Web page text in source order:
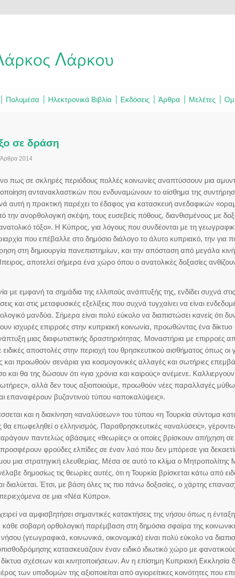
Πολυμέσα Ηλεκτρονικά Βιβλία Εκδόσεις Άρθρα Μελέτες
σε δράση
Άρθρα 2014
πως σε σκληρές περιόδους πολλές κοινωνίες αναπτύσσουν μια
αντανακλαστικών που ενδυναμώνουν το αίσθημα της
αυτή η πρακτική παρέχει το έδαφος για κατασκευή ανεδαφικών
την ανορθολογική σκέψη, τους ευσεβείς πόθους, διανθισμένους με
τόξο». Η Κύπρος, για λόγους που συνδέονται με τη
που επέβαλλε στο δημόσιο διάλογο το άλυτο κυπριακό, την για
στη δημιουργία πανεπιστημίων, και την απόσταση από μεγάλα
αποτελεί σήμερα ένα χώρο όπου ο ανατολικές δοξασίες
με εμφανή τα σημάδια της ελλιπούς ανάπτυξής της, ενδίδει συχνά
και στις μεταφυσικές εξελίξεις που συχνά τυγχαίνει να είναι
μανδύα. Σήμερα είναι πολύ εύκολο να διαπιστώσει κανείς ότι
ισχυρές επιρροές στην κυπριακή κοινωνία, προωθώντας ένα δίκτυο
μιας διαφωτιστικής δραστηριότητας. Μοναστήρια με επιρροές
αποστολές στην περιοχή του θρησκευτικού αισθήματος όπως οι
και προωθούν σενάρια για κοσμογονικές αλλαγές και σωτήριες
και θα της δώσουν ότι «για χρόνια και καιρούς» ανέμενε.
αλλά δεν τους αξιοποιούμε, προωθούν νέες παραλλαγές
επαναφέρουν βυζαντινού τύπου «αποκαλύψεις».
και η διακίνηση «αναλύσεων» του τύπου «η Τουρκία σύντομα
επωφεληθεί ο ελληνισμός. Παραθρησκευτικές «αναλύσεις»,
παντελώς αβάσιμες «θεωρίες» οι οποίες βρίσκουν απήχηση
προσφέρουν φρούδες ελπίδες σε έναν λαό που δεν μπόρεσε για
μια στρατηγική ελευθερίας. Μέσα σε αυτό το κλίμα ο
δημοσίως τις θεωρίες αυτές, ότι η Τουρκία βρίσκεται κάτω από
διαλύεται. Έτσι, με βάση όλες τις πιο πάνω δοξασίες, ο χάρτης
περιεχόμενα σε μια «Νέα Κύπρο».
να αμφισβητήσει σημαντικές κατακτήσεις της νήσου όπως η
κάθε σοβαρή ορθολογική παρέμβαση στη δημόσια σφαίρα της
(γεωγραφικά, κοινωνικά, οικονομικά) είναι πολύ εύκολο να
κατασκευάζουν έναν ειδικό ιδιωτικό χώρο με
σχέσεων και κινητοποιήσεων. Αν η επίσημη Κυπριακή Εκκλησία
των υποδομών της αξιοποιείται από αγιορείτικες κοινότητες που